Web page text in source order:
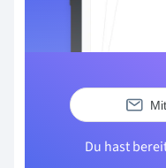
Du hast